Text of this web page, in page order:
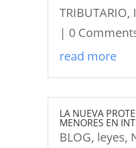
TRIBUTARIO,
| 0
read more
LA NUEVA
MENORES EN
BLOG, leyes,